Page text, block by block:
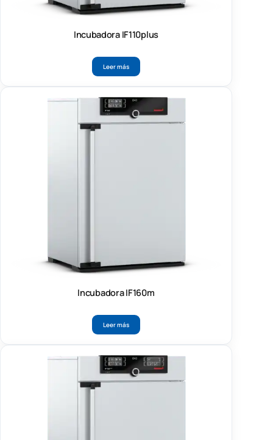
Incubadora IF110plus
Leer más
Incubadora IF160m
Leer más